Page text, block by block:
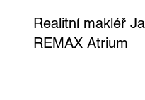
Realitní makléř
REMAX Atrium